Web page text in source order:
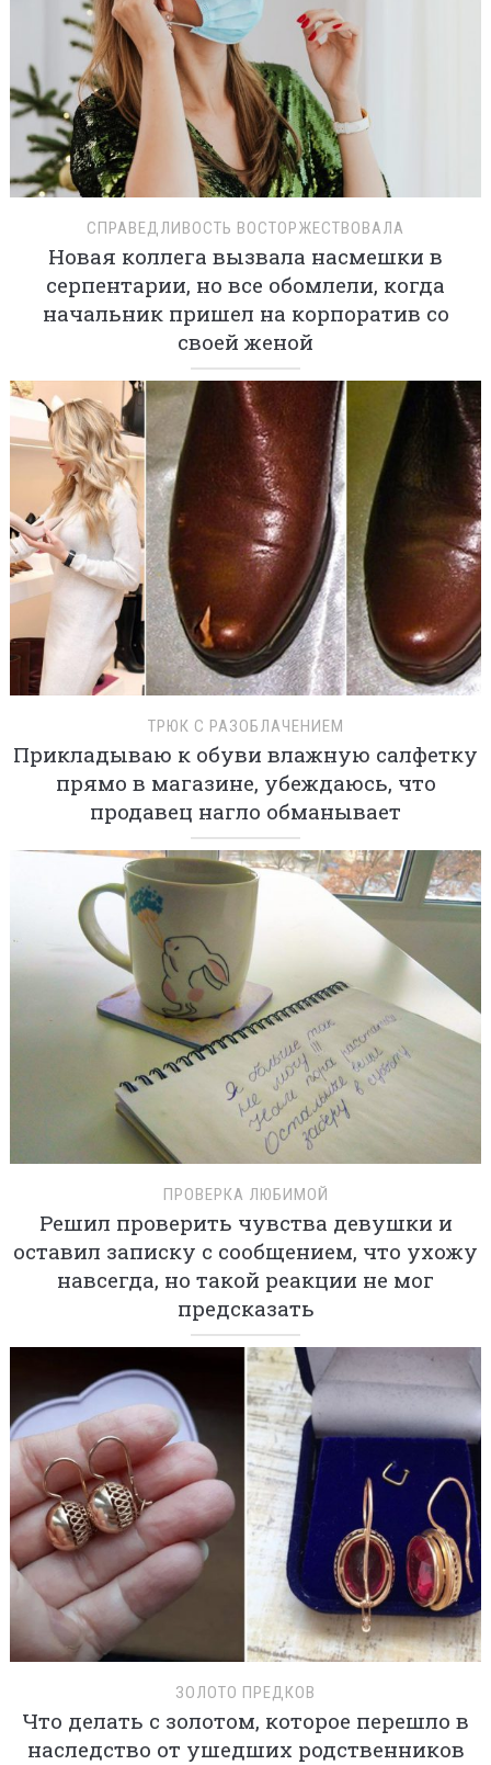
СПРАВЕДЛИВОСТЬ ВОСТОРЖЕСТВОВАЛА
Новая коллега вызвала насмешки в
серпентарии, но все обомлели, когда
начальник пришел на корпоратив со
своей женой
ТРЮК С РАЗОБЛАЧЕНИЕМ
Прикладываю к обуви влажную салфетку
прямо в магазине, убеждаюсь, что
продавец нагло обманывает
ПРОВЕРКА ЛЮБИМОЙ
Решил проверить чувства девушки и
оставил записку с сообщением, что ухожу
навсегда, но такой реакции не мог
предсказать
ЗОЛОТО ПРЕДКОВ
Что делать с золотом, которое перешло в
наследство от ушедших родственников